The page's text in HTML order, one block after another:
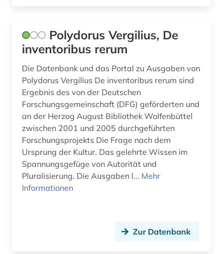
sprachunterricht (1)
sprachwissenschaft (30)
subsaharisches afrika (1)
textcorpus (1)
textkorpus (2)
textsammlung (1)
Polydorus Vergilius, De
inventoribus rerum
Die Datenbank und das Portal zu Ausgaben von
Polydorus Vergilius De inventoribus rerum sind
Ergebnis des von der Deutschen
Forschungsgemeinschaft (DFG) geförderten und
an der Herzog August Bibliothek Wolfenbüttel
zwischen 2001 und 2005 durchgeführten
Forschungsprojekts Die Frage nach dem
Ursprung der Kultur. Das gelehrte Wissen im
Spannungsgefüge von Autorität und
Pluralisierung. Die Ausgaben l... Mehr
Informationen
Zur Datenbank